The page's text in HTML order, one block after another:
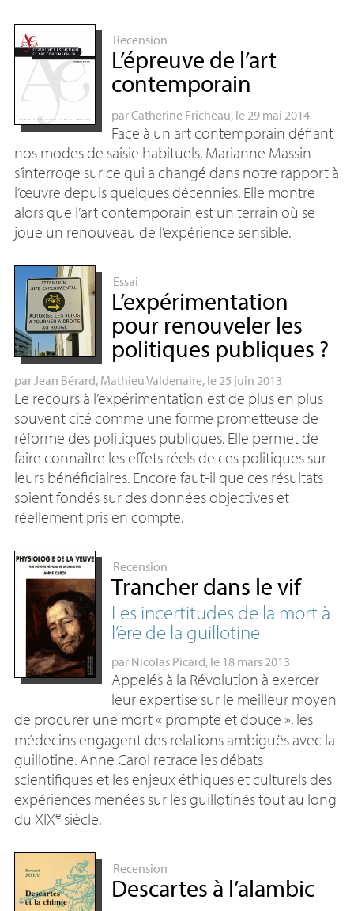
Recension
L’épreuve de l’art
contemporain
parCatherine Fricheau, le 29 mai 2014
Face à un art contemporain défiant
nos modes de saisie habituels, Marianne Massin
s’interroge sur ce qui a changé dans notre rapport à
l’œuvre depuis quelques décennies. Elle montre
alors que l’art contemporain est un terrain où se
joue un renouveau de l’expérience sensible.
Essai
L’expérimentation
pour renouveler les
politiques publiques ?
parJean Bérard, Mathieu Valdenaire, le 25 juin 2013
Le recours à l’expérimentation est de plus en plus
souvent cité comme une forme prometteuse de
réforme des politiques publiques. Elle permet de
faire connaître les effets réels de ces politiques sur
leurs bénéficiaires. Encore faut-il que ces résultats
soient fondés sur des données objectives et
réellement pris en compte.
Recension
Trancher dans le vif
Les incertitudes de la mort à
l’ère de la guillotine
par Nicolas Picard, le 18 mars 2013
Appelés à la Révolution à exercer
leur expertise sur le meilleur moyen
de procurer une mort « prompte et douce », les
médecins engagent des relations ambiguës avec la
guillotine. Anne Carol retrace les débats
scientifiques et les enjeux éthiques et culturels des
expériences menées sur les guillotinés tout au long
du XIXesiècle.
Recension
Descartes à l’alambic